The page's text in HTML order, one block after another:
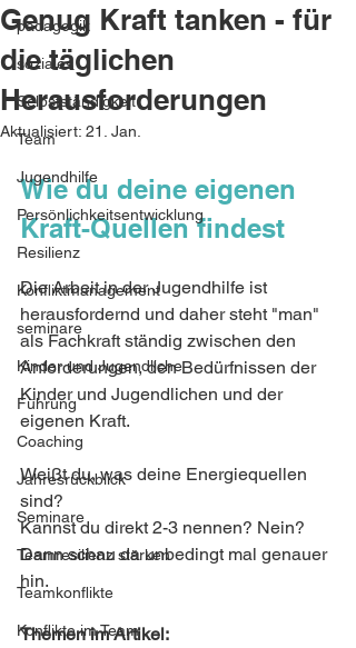
pädagogik
soziales
Selbstständigkeit
Team
Jugendhilfe
Persönlichkeitsentwicklung
Resilienz
Konfliktmanagement
seminare
Kinder und Jugendliche
Führung
Coaching
Jahresrückblick
Seminare
Teamresilienz stärken
Teamkonflikte
Konflikte im Team
Genug Kraft tanken - für
die täglichen
Herausforderungen
Aktualisiert: 21. Jan.
Wie du deine eigenen
Kraft-Quellen findest
Die Arbeit in der Jugendhilfe ist
herausfordernd und daher steht "man"
als Fachkraft ständig zwischen den
Anforderungen, den Bedürfnissen der
Kinder und Jugendlichen und der
eigenen Kraft.
Weißt du, was deine Energiequellen
sind?
Kannst du direkt 2-3 nennen? Nein?
Dann schau da unbedingt mal genauer
hin.
Themen im Artikel: